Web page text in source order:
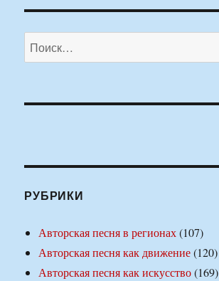
Искать:
РУБРИКИ
Авторская песня в регионах(107)
Авторская песня как движение(120)
Авторская песня как искусство(169)